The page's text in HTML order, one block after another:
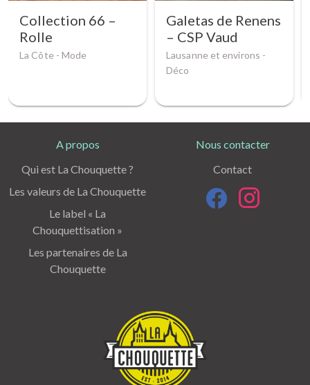
Collection 66 –
Rolle
La Côte - Mode
Galetas de Renens
– CSP Vaud
Lausanne et environs -
Déco
A propos
Qui est La Chouquette ?
Les valeurs de La Chouquette
Le label « La
Chouquettisation »
Les partenaires de La
Chouquette
Nous contacter
Contact